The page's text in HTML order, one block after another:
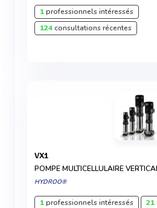
1professionnels intéressés
124consultations récentes
VX1
POMPE MULTICELLULAIRE
HYDROO®
1professionnels intéressés 21